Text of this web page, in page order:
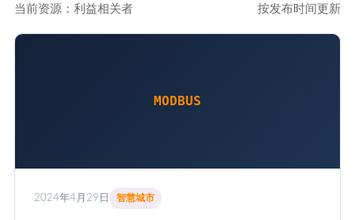
当前资源：利益相关者 按发布时间更新
MODBUS
2024年4月29日 智慧城市